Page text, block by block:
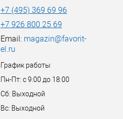
+7 (495) 369 69 96
+7 926 800 25 69
Email: magazin@favorit-
el.ru
График работы
Пн-Пт: с 9:00 до 18:00
Сб: Выходной
Вс: Выходной